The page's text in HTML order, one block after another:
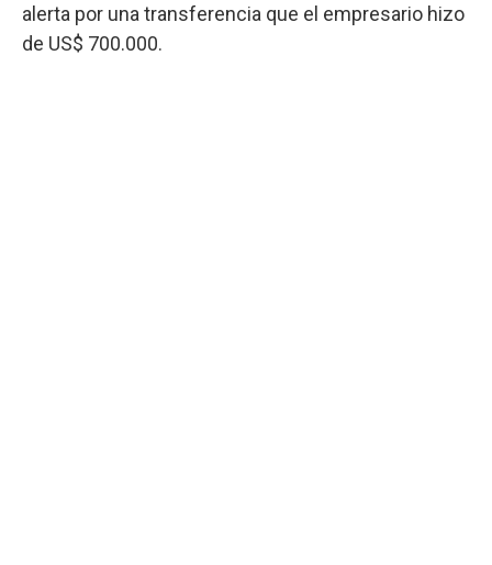
alerta por una transferencia que el empresario hizo
de US$ 700.000.